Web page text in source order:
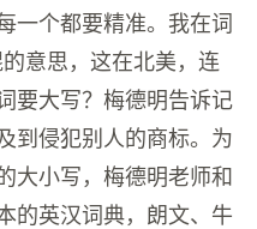
一个都要精准。我在词
意思，这在北美，连
要大写？梅德明告诉记
到侵犯别人的商标。为
大小写，梅德明老师和
的英汉词典，朗文、牛